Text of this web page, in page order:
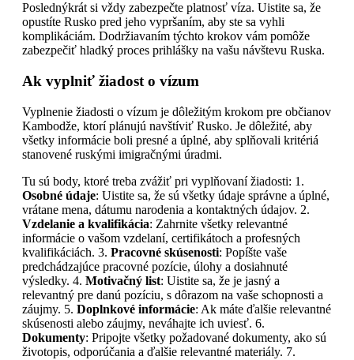
Poslednýkrát si vždy zabezpečte platnosť víza. Uistite sa, že
opustíte Rusko pred jeho vypršaním, aby ste sa vyhli
komplikáciám. Dodržiavaním týchto krokov vám pomôže
zabezpečiť hladký proces prihlášky na vašu návštevu Ruska.
Ak vyplniť žiadost o vízum
Vyplnenie žiadosti o vízum je dôležitým krokom pre občianov
Kambodže, ktorí plánujú navštíviť Rusko. Je dôležité, aby
všetky informácie boli presné a úplné, aby splňovali kritériá
stanovené ruskými imigračnými úradmi.
Tu sú body, ktoré treba zvážiť pri vyplňovaní žiadosti: 1.
Osobné údaje: Uistite sa, že sú všetky údaje správne a úplné,
vrátane mena, dátumu narodenia a kontaktných údajov. 2.
Vzdelanie a kvalifikácia: Zahrnite všetky relevantné
informácie o vašom vzdelaní, certifikátoch a profesných
kvalifikáciách. 3. Pracovné skúsenosti: Popíšte vaše
predchádzajúce pracovné pozície, úlohy a dosiahnuté
výsledky. 4. Motivačný list: Uistite sa, že je jasný a
relevantný pre danú pozíciu, s dôrazom na vaše schopnosti a
záujmy. 5. Doplnkové informácie: Ak máte ďalšie relevantné
skúsenosti alebo záujmy, neváhajte ich uviesť. 6.
Dokumenty: Pripojte všetky požadované dokumenty, ako sú
životopis, odporúčania a ďalšie relevantné materiály. 7.